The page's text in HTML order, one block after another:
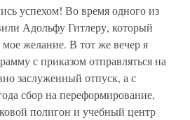
успехом! Во время одного из
Адольфу Гитлеру, который
желание. В тот же вечер я
с приказом отправляться на
заслуженный отпуск, а с
сбор на переформирование,
полигон и учебный центр